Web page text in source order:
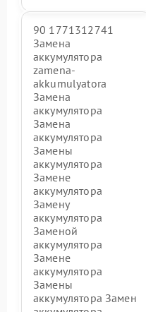
90 1771312741
Замена
аккумулятора
zamena-
akkumulyatora
Замена
аккумулятора
Замена
аккумулятора
Замены
аккумулятора
Замене
аккумулятора
Замену
аккумулятора
Заменой
аккумулятора
Замене
аккумулятора
Замены
аккумулятора Замен